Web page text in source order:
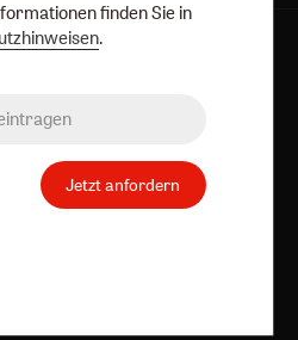
Abo online kündigen
finden Sie in
.
Jetzt anfordern